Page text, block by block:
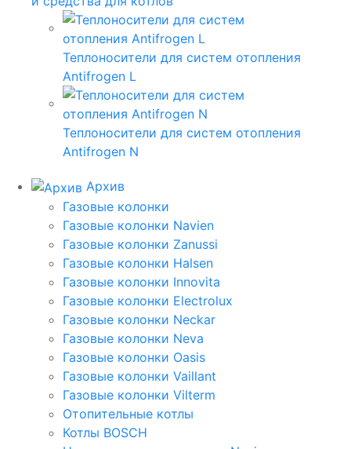
Теплоносители для систем отопления
Antifrogen L
Теплоносители для систем отопления
Antifrogen N
Архив
Газовые колонки
Газовые колонки Navien
Газовые колонки Zanussi
Газовые колонки Halsen
Газовые колонки Innovita
Газовые колонки Electrolux
Газовые колонки Neckar
Газовые колонки Neva
Газовые колонки Oasis
Газовые колонки Vaillant
Газовые колонки Vilterm
Отопительные котлы
Котлы BOSCH